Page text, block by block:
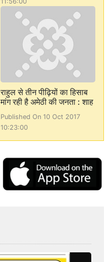
राहुल से तीन पीढ़ियों का हिसाब
मांग रही है अमेठी की जनता : शाह
Published On 10 Oct 2017
10:23:00